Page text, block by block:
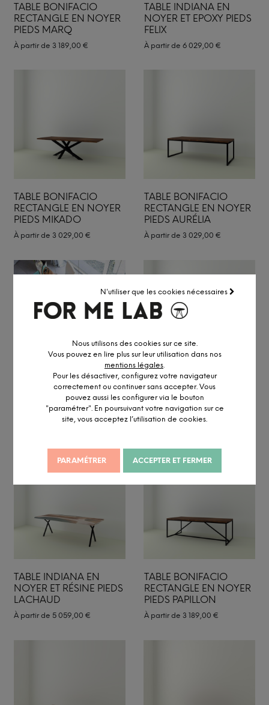
N'utiliser que les cookies nécessaires
Nous utilisons des cookies sur ce site.
Vous pouvez en lire plus sur leur utilisation dans nos
mentions légales.
Pour les désactiver, configurez votre navigateur
correctement ou continuer sans accepter. Vous
pouvez aussi les configurer via le bouton
"paramétrer". En poursuivant votre navigation sur ce
site, vous acceptez l’utilisation de cookies.
PARAMÉTRER ACCEPTER ET FERMER
TABLE BONIFACIO
RECTANGLE EN NOYER
PIEDS MARQ
À partir de 3 189,00 €
TABLE INDIANA EN
NOYER ET EPOXY PIEDS
FELIX
À partir de 6 029,00 €
TABLE BONIFACIO
RECTANGLE EN NOYER
PIEDS MIKADO
À partir de 3 029,00 €
TABLE BONIFACIO
RECTANGLE EN NOYER
PIEDS AURÉLIA
À partir de 3 029,00 €
TABLE INDIANA EN
NOYER ET EPOXY PIEDS
6 029,00
TABLE BONIFACIO
RECTANGLE EN NOYER
PIEDS O
TABLE INDIANA EN
NOYER ET RÉSINE PIEDS
LACHAUD
À partir de 5 059,00 €
TABLE BONIFACIO
RECTANGLE EN NOYER
PIEDS PAPILLON
À partir de 3 189,00 €